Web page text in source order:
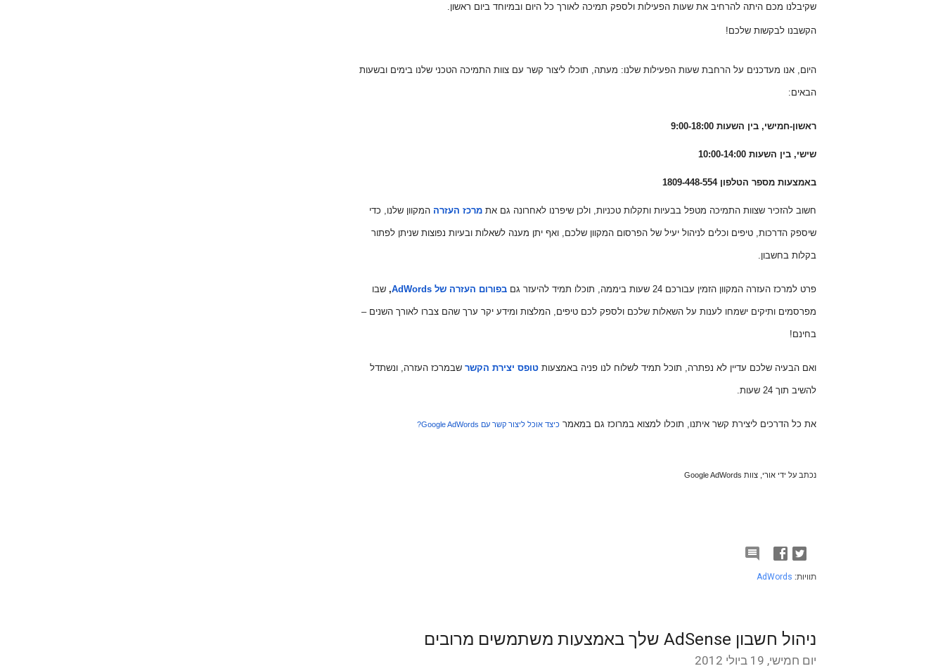
שקיבלנו מכם היתה להרחיב את שעות הפעילות ולספק תמיכה לאורך כל היום ובמיוחד ביום ראשון.
הקשבנו לבקשות שלכם!
היום, אנו מעדכנים על הרחבת שעות הפעילות שלנו: מעתה, תוכלו ליצור קשר עם צוות התמיכה הטכני שלנו בימים ובשעות
הבאים:
ראשון-חמישי, בין השעות 9:00-18:00
שישי, בין השעות 10:00-14:00
באמצעות מספר הטלפון 1809-448-554
חשוב להזכיר שצוות התמיכה מטפל בבעיות ותקלות טכניות, ולכן שיפרנו לאחרונה גם את מרכז העזרה המקוון שלנו, כדי
שיספק הדרכות, טיפים וכלים לניהול יעיל של הפרסום המקוון שלכם, ואף יתן מענה לשאלות ובעיות נפוצות שניתן לפתור
בקלות בחשבון.
פרט למרכז העזרה המקוון הזמין עבורכם 24 שעות ביממה, תוכלו תמיד להיעזר גם בפורום העזרה של AdWords
, שבו
מפרסמים ותיקים ישמחו לענות על השאלות שלכם ולספק לכם טיפים, המלצות ומידע יקר ערך שהם צברו לאורך השנים –
בחינם!
ואם הבעיה שלכם עדיין לא נפתרה, תוכל תמיד לשלוח לנו פניה באמצעות טופס יצירת הקשר שבמרכז העזרה, ונשתדל
להשיב תוך 24 שעות.
את כל הדרכים ליצירת קשר איתנו, תוכלו למצוא במרוכז גם במאמר כיצד אוכל ליצור קשר עם Google AdWords
?
נכתב על ידי אורי, צוות Google AdWords

תוויות: AdWords
ניהול חשבון AdSense שלך באמצעות משתמשים מרובים
יום חמישי, 19 ביולי 2012